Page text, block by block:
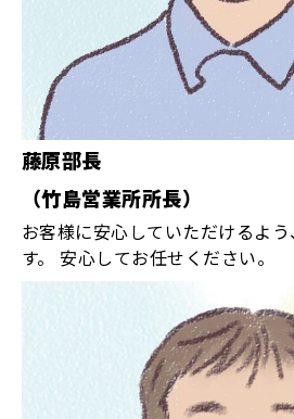
藤原部長
（竹島営業所所長）
お客様に安心していただけるよ
す。 安心してお任せください。